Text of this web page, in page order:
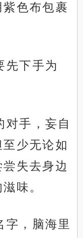
色布包裹
先下手为
对手，妄自
少无论如
失去身边
味。
字，脑海里